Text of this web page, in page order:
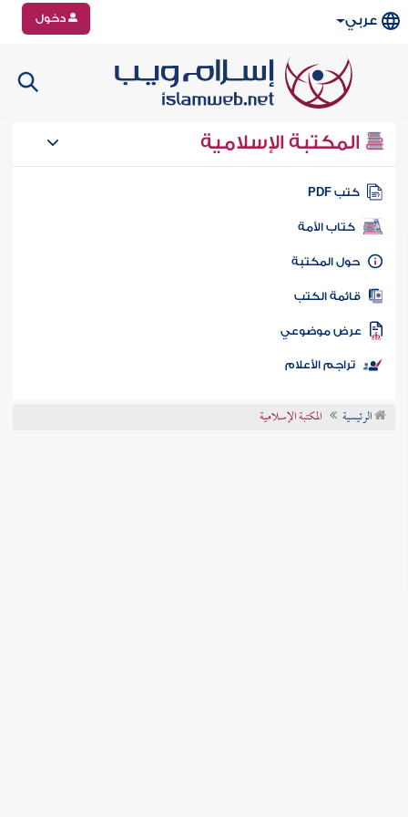
عربي دخول
المكتبة الإسلامية
كتب PDF
كتاب الأمة
المكتبة
الكتب
موضوعي
تراجم الأعلام
الرئيسية المكتبة الإسلامية